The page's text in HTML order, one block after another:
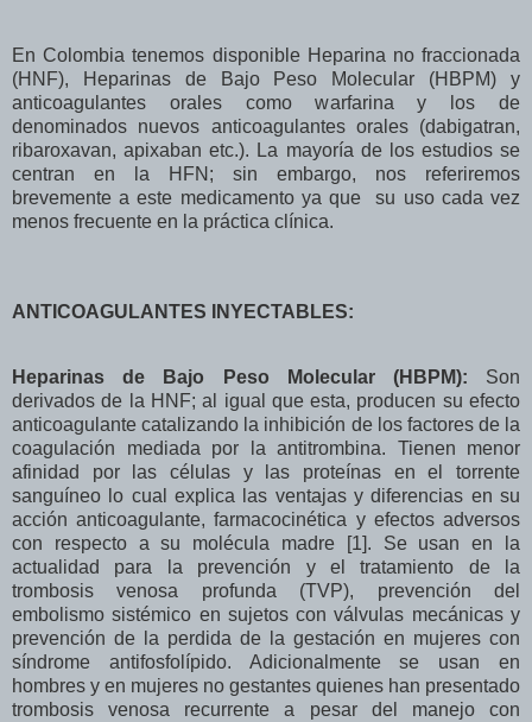
En Colombia tenemos disponible Heparina no fraccionada
(HNF), Heparinas de Bajo Peso Molecular (HBPM) y
anticoagulantes orales como warfarina y los de
denominados nuevos anticoagulantes orales (dabigatran,
ribaroxavan, apixaban etc.). La mayoría de los estudios se
centran en la HFN; sin embargo, nos referiremos
brevemente a este medicamento ya que su uso cada vez
menos frecuente en la práctica clínica.
ANTICOAGULANTES INYECTABLES:
Heparinas de Bajo Peso Molecular (HBPM): Son
derivados de la HNF; al igual que esta, producen su efecto
anticoagulante catalizando la inhibición de los factores de la
coagulación mediada por la antitrombina. Tienen menor
afinidad por las células y las proteínas en el torrente
sanguíneo lo cual explica las ventajas y diferencias en su
acción anticoagulante, farmacocinética y efectos adversos
con respecto a su molécula madre [1]. Se usan en la
actualidad para la prevención y el tratamiento de la
trombosis venosa profunda (TVP), prevención del
embolismo sistémico en sujetos con válvulas mecánicas y
prevención de la perdida de la gestación en mujeres con
síndrome antifosfolípido. Adicionalmente se usan en
hombres y en mujeres no gestantes quienes han presentado
trombosis venosa recurrente a pesar del manejo con